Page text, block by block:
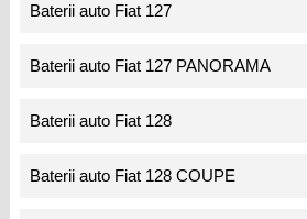
Baterii auto Fiat 127
Baterii auto Fiat 127 PANORAMA
Baterii auto Fiat 128
Baterii auto Fiat 128 COUPE